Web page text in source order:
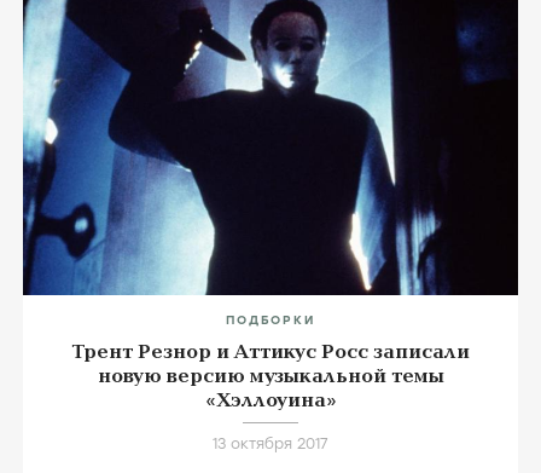
Николай Хомерики: «Я вдохновлялся
фильмами Дэвида Финчера»
3 февраля 2018